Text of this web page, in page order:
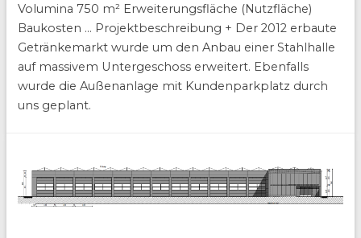
Volumina 750 m² Erweiterungsfläche (Nutzfläche)
Baukosten … Projektbeschreibung + Der 2012 erbaute
Getränkemarkt wurde um den Anbau einer Stahlhalle
auf massivem Untergeschoss erweitert. Ebenfalls
wurde die Außenanlage mit Kundenparkplatz durch
uns geplant.